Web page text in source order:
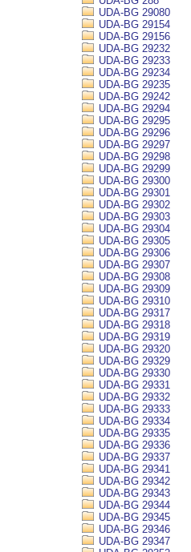
UDA-BG 29080
UDA-BG 29154
UDA-BG 29156
UDA-BG 29232
UDA-BG 29233
UDA-BG 29234
UDA-BG 29235
UDA-BG 29242
UDA-BG 29294
UDA-BG 29295
UDA-BG 29296
UDA-BG 29297
UDA-BG 29298
UDA-BG 29299
UDA-BG 29300
UDA-BG 29301
UDA-BG 29302
UDA-BG 29303
UDA-BG 29304
UDA-BG 29305
UDA-BG 29306
UDA-BG 29307
UDA-BG 29308
UDA-BG 29309
UDA-BG 29310
UDA-BG 29317
UDA-BG 29318
UDA-BG 29319
UDA-BG 29320
UDA-BG 29329
UDA-BG 29330
UDA-BG 29331
UDA-BG 29332
UDA-BG 29333
UDA-BG 29334
UDA-BG 29335
UDA-BG 29336
UDA-BG 29337
UDA-BG 29341
UDA-BG 29342
UDA-BG 29343
UDA-BG 29344
UDA-BG 29345
UDA-BG 29346
UDA-BG 29347